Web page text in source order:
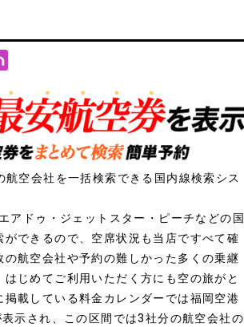
空会社を一括検索できる国内線検索シス
ドゥ・ジェットスター・ピーチなどの国
できるので、空席状況も当店ですべて確
航空会社や予約の難しかった多くの乗継
じめてご利用いただく方にも空の旅がと
載している料金カレンダーでは福岡空港
示され、この区間では3社分の航空会社の